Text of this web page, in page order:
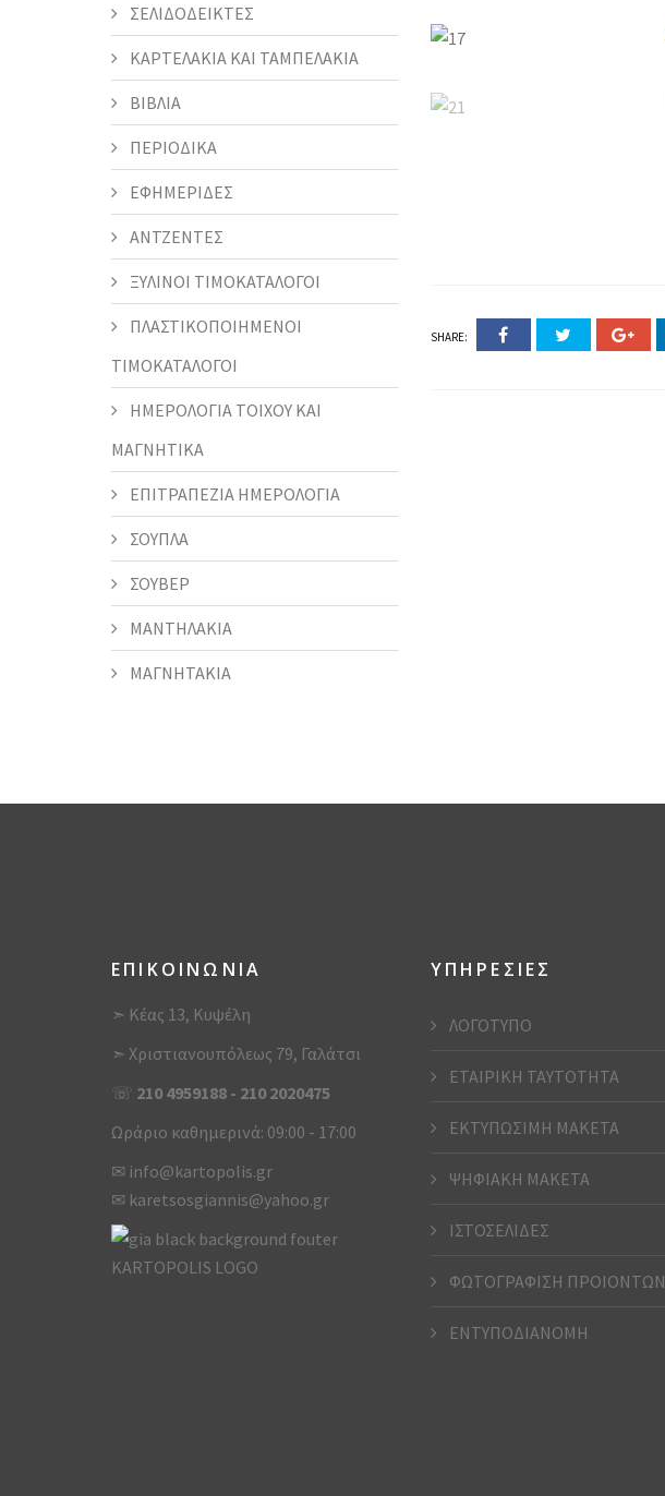
ΣΕΛΙΔΟΔΕΙΚΤΕΣ
ΚΑΡΤΕΛΑΚΙΑ ΚΑΙ ΤΑΜΠΕΛΑΚΙΑ
ΒΙΒΛΙΑ
ΠΕΡΙΟΔΙΚΑ
ΕΦΗΜΕΡΙΔΕΣ
ΑΝΤΖΕΝΤΕΣ
ΞΥΛΙΝΟΙ ΤΙΜΟΚΑΤΑΛΟΓΟΙ
ΠΛΑΣΤΙΚΟΠΟΙΗΜΕΝΟΙ
ΤΙΜΟΚΑΤΑΛΟΓΟΙ
ΗΜΕΡΟΛΟΓΙΑ ΤΟΙΧΟΥ ΚΑΙ
ΜΑΓΝΗΤΙΚΑ
ΕΠΙΤΡΑΠΕΖΙΑ ΗΜΕΡΟΛΟΓΙΑ
ΣΟΥΠΛΑ
ΣΟΥΒΕΡ
ΜΑΝΤΗΛΑΚΙΑ
ΜΑΓΝΗΤΑΚΙΑ
SHARE:
ΕΠΙΚΟΙΝΩΝΙΑ
➣ Κέας 13, Κυψέλη
➣ Χριστιανουπόλεως 79, Γαλάτσι
☏ 210 4959188 - 210 2020475
Ωράριο καθημερινά: 09:00 - 17:00
✉ info@kartopolis.gr
✉ karetsosgiannis@yahoo.gr
ΥΠΗΡΕΣΙΕΣ
ΛΟΓΟΤΥΠΟ
ΕΤΑΙΡΙΚΗ ΤΑΥΤΟΤΗΤΑ
ΕΚΤΥΠΩΣΙΜΗ ΜΑΚΕΤΑ
ΨΗΦΙΑΚΗ ΜΑΚΕΤΑ
ΙΣΤΟΣΕΛΙΔΕΣ
ΦΩΤΟΓΡΑΦΙΣΗ ΠΡΟΙΟΝΤΩΝ
ΕΝΤΥΠΟΔΙΑΝΟΜΗ